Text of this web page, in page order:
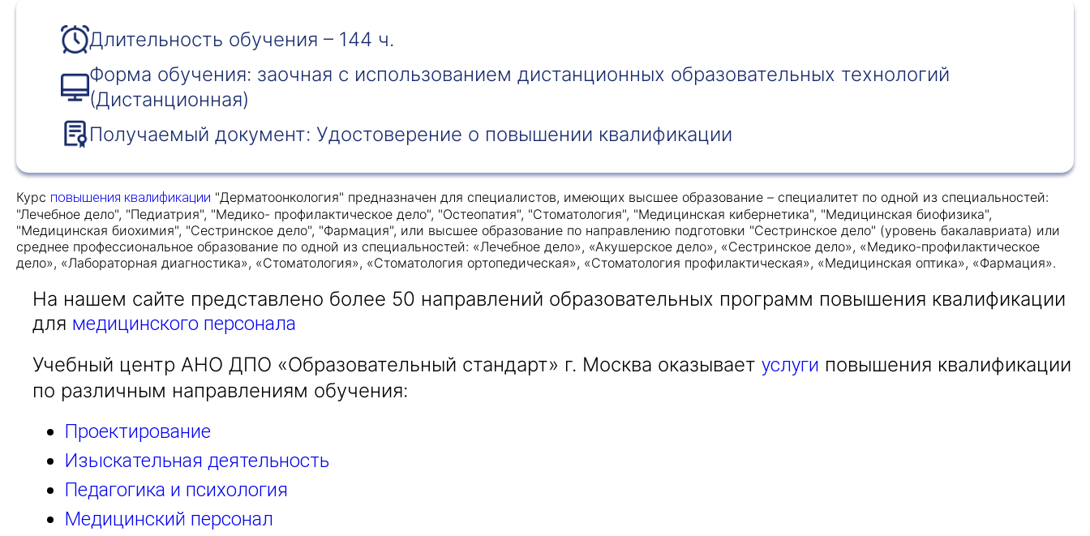
Длительность обучения – 144 ч.
Форма обучения: заочная с использованием дистанционных образовательных технологий
(Дистанционная)
Получаемый документ: Удостоверение о повышении квалификации
Курс повышения квалификации "Дерматоонкология" предназначен для специалистов, имеющих высшее образование – специалитет по одной из специальностей:
"Лечебное дело", "Педиатрия", "Медико- профилактическое дело", "Остеопатия", "Стоматология", "Медицинская кибернетика", "Медицинская биофизика",
"Медицинская биохимия", "Сестринское дело", "Фармация", или высшее образование по направлению подготовки "Сестринское дело" (уровень бакалавриата) или
среднее профессиональное образование по одной из специальностей: «Лечебное дело», «Акушерское дело», «Сестринское дело», «Медико-профилактическое
дело», «Лабораторная диагностика», «Стоматология», «Стоматология ортопедическая», «Стоматология профилактическая», «Медицинская оптика», «Фармация».
На нашем сайте представлено более 50 направлений образовательных программ повышения квалификации
для медицинского персонала
Учебный центр АНО ДПО «Образовательный стандарт» г. Москва оказывает услуги повышения квалификации
по различным направлениям обучения:
Проектирование
Изыскательная деятельность
Педагогика и психология
Медицинский персонал
Приложите документы
Получить консультацию
Даю согласие наобработку персональных
данныхиe-mail рассылку
Приложите документы
Получить консультацию
данныхиe-mail рассылку